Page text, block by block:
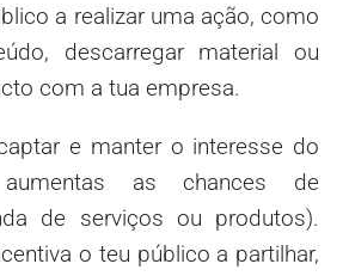
a realizar uma ação, como
descarregar material ou
com a tua empresa.
e manter o interesse do
as chances de
de serviços ou produtos).
o teu público a partilhar,